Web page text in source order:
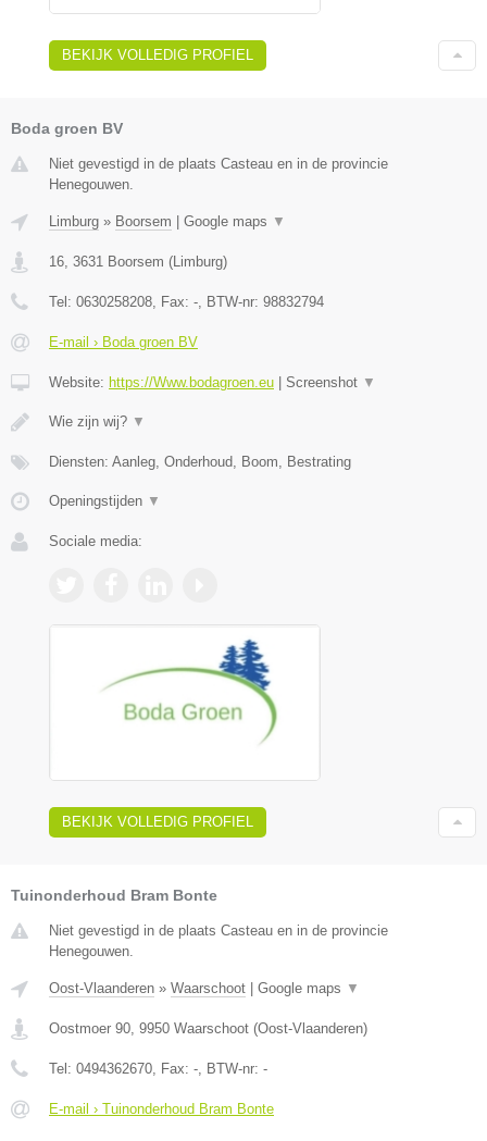
BEKIJK VOLLEDIG PROFIEL
Boda groen BV
Niet gevestigd in de plaats Casteau en in de provincie
Henegouwen.
Limburg » Boorsem Google maps ▼
16, 3631 Boorsem (Limburg)
Tel: 0630258208, Fax: -, BTW-nr: 98832794
E-mail › Boda groen BV
Website: https://Www.bodagroen.eu Screenshot ▼
Wie zijn wij? ▼
Diensten: Aanleg, Onderhoud, Boom, Bestrating
Openingstijden ▼
Sociale media:
BEKIJK VOLLEDIG PROFIEL
Tuinonderhoud Bram Bonte
Niet gevestigd in de plaats Casteau en in de provincie
Henegouwen.
Oost-Vlaanderen » Waarschoot Google maps ▼
Oostmoer 90, 9950 Waarschoot (Oost-Vlaanderen)
Tel: 0494362670, Fax: -, BTW-nr: -
E-mail › Tuinonderhoud Bram Bonte